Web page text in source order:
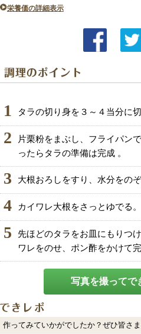
栄養価の詳細表示
1 タラの切り身を３～４当分に切
2
片栗粉をまぶし、フライパン
ったらタラの準備は完成 。
3 大根おろしをすり、水分をの
4 カイワレ大根をさっとゆでる。
5
先ほどのタラをお皿にもりつ
ワレをのせ、ポン酢をかけて完
写真を撮ってで
作ってみていかがでしたか？ぜひ皆さ